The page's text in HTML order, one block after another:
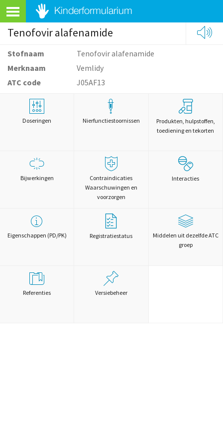
Tenofovir alafenamide
Stofnaam
Tenofovir alafenamide
Merknaam
Vemlidy
ATC code
J05AF13
Doseringen Nierfunctiestoornissen
Produkten, hulpstoffen,
toediening en tekorten
Bijwerkingen
Contraindicaties
Waarschuwingen en
voorzorgen
Interacties
Eigenschappen (PD/PK) Registratiestatus
Middelen uit dezelfde ATC
groep
Referenties Versiebeheer